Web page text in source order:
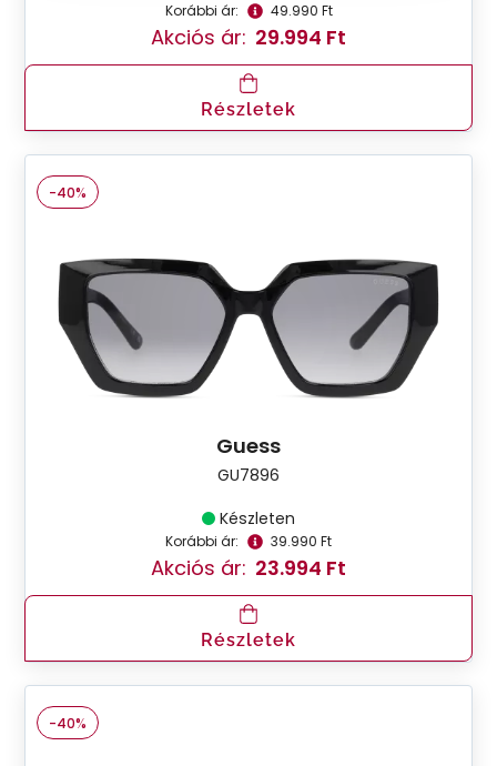
Korábbi ár: 49.990 Ft
Akciós ár: 29.994 Ft
Részletek
-40%
Guess
GU7896
Készleten
Korábbi ár: 39.990 Ft
Akciós ár: 23.994 Ft
Részletek
-40%